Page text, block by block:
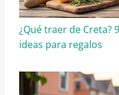
¿Qué traer de Creta?
ideas para regalos